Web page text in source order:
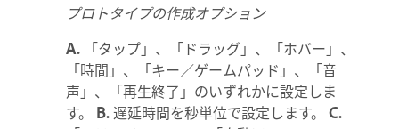
プロトタイプの作成オプション
A. 「タップ」、「ドラッグ」、「ホバー」、
「時間」、「キー／ゲームパッド」、「音
声」、「再生終了」のいずれかに設定しま
す。 B.遅延時間を秒単位で設定します。 C.